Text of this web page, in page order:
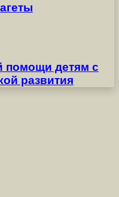
помощи детям с
развития